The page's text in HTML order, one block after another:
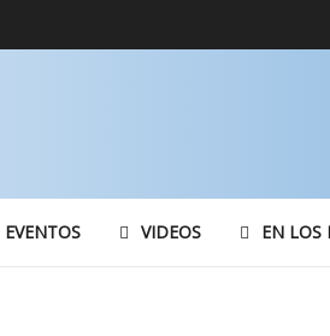
EVENTOS VIDEOS EN LOS